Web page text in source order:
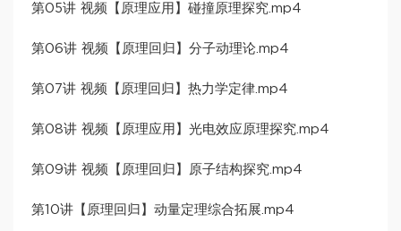
第05讲 视频【原理应用】碰撞原理探究.mp4
第06讲 视频【原理回归】分子动理论.mp4
第07讲 视频【原理回归】热力学定律.mp4
第08讲 视频【原理应用】光电效应原理探究.mp4
第09讲 视频【原理回归】原子结构探究.mp4
第10讲【原理回归】动量定理综合拓展.mp4